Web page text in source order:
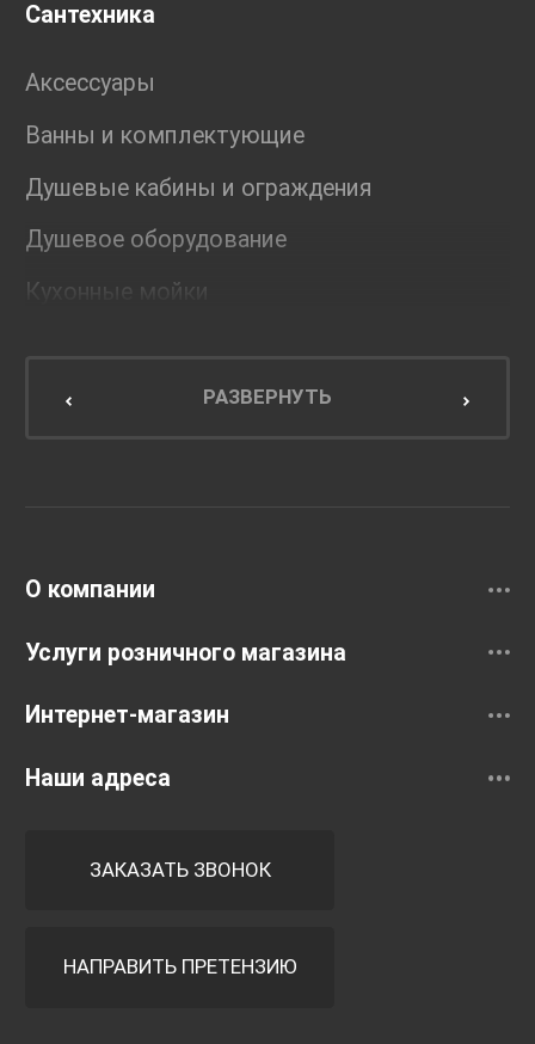
Сантехника
Аксессуары
Ванны и комплектующие
Душевые кабины и ограждения
Душевое оборудование
Кухонные мойки
Мебель для кухниРАЗВЕРНУТЬ
О компании
Услуги розничного магазина
Интернет-магазин
Наши адреса
ЗАКАЗАТЬ ЗВОНОК
НАПРАВИТЬ ПРЕТЕНЗИЮ